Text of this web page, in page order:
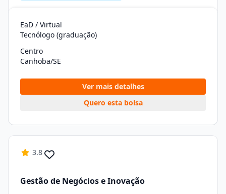
EaD / Virtual
Tecnólogo (graduação)
Centro
Canhoba/SE
Ver mais detalhes
Quero esta bolsa
3.8
Gestão de Negócios e Inovação